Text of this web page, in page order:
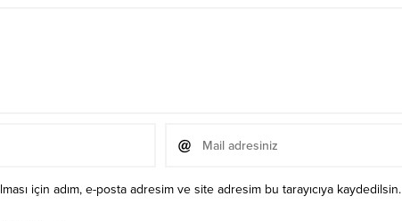
için adım, e-posta adresim ve site adresim bu tarayıcıya kaydedilsin.